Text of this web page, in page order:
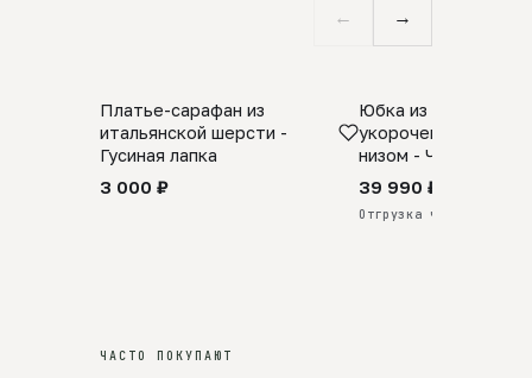
← →
SALE
Платье-сарафан из
итальянской шерсти -
Гусиная лапка
3 000 ₽
ПРЕДЗАКАЗ
Юбка из
укороченная с
низом - Черный
39 990 ₽
Отгрузка через 25 дней
ЧАСТО ПОКУПАЮТ